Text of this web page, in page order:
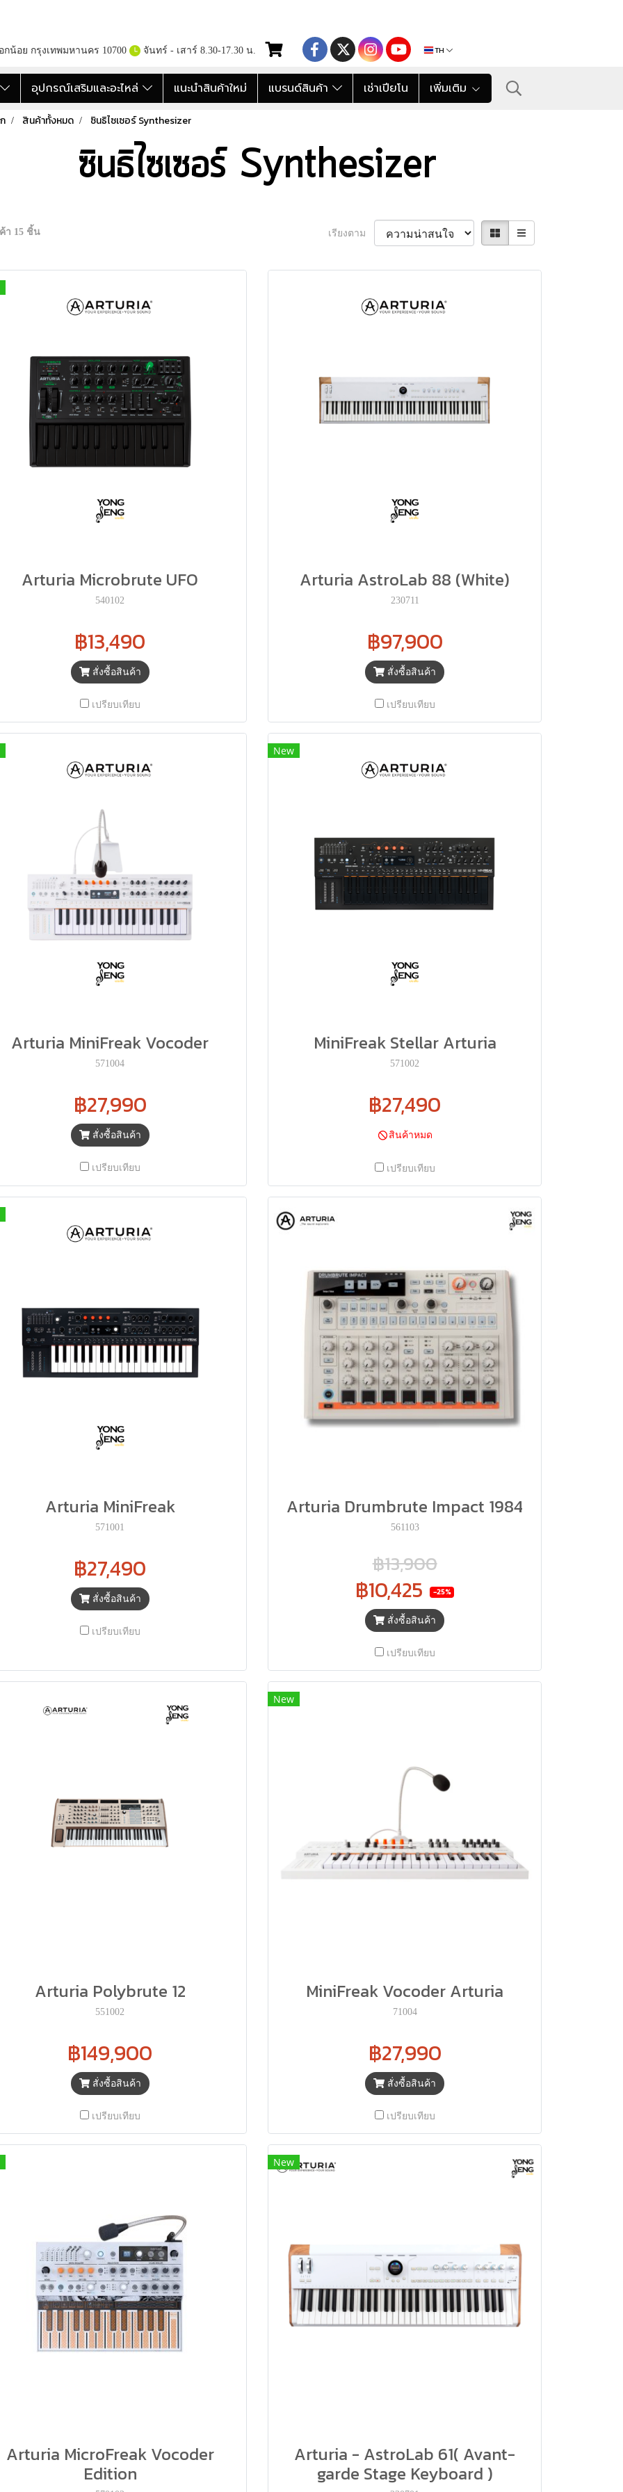
น้อย กรุงเทพมหานคร 10700 จันทร์ - เสาร์ 8.30-17.30 น. TH
อุปกรณ์เสริมและอะไหล่ แนะนำสินค้าใหม่ แบรนด์สินค้า เช่าเปียโน เพิ่มเติม
สินค้าทั้งหมด ซินธิไซเซอร์ Synthesizer
ซินธิไซเซอร์ Synthesizer
า 15 ชิ้น เรียงตาม
Arturia Microbrute UFO
540102
฿13,490
สั่งซื้อสินค้า
เปรียบเทียบ
Arturia AstroLab 88 (White)
230711
฿97,900
สั่งซื้อสินค้า
เปรียบเทียบ
Arturia MiniFreak Vocoder
571004
฿27,990
สั่งซื้อสินค้า
เปรียบเทียบ
New
MiniFreak Stellar Arturia
571002
฿27,490
สินค้าหมด
เปรียบเทียบ
Arturia MiniFreak
571001
฿27,490
สั่งซื้อสินค้า
เปรียบเทียบ
Arturia Drumbrute Impact 1984
561103
฿13,900
฿10,425 -25%
สั่งซื้อสินค้า
เปรียบเทียบ
Arturia Polybrute 12
551002
฿149,900
สั่งซื้อสินค้า
เปรียบเทียบ
New
MiniFreak Vocoder Arturia
71004
฿27,990
สั่งซื้อสินค้า
เปรียบเทียบ
Arturia MicroFreak Vocoder
Edition
New
Arturia - AstroLab 61( Avant-
garde Stage Keyboard )